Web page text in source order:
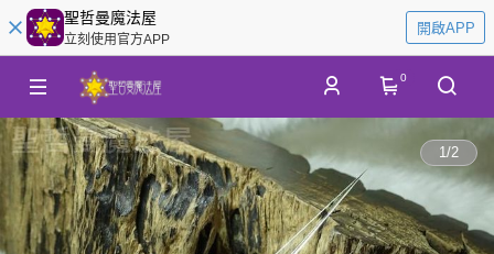
聖哲曼魔法屋
立刻使用官方APP
開啟APP
0
1/2